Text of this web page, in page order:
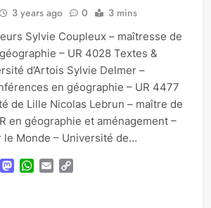
3 years ago 0 3 mins
Sylvie Coupleux – maîtresse de
– UR 4028 Textes &
d’Artois Sylvie Delmer –
en géographie – UR 4477
de Lille Nicolas Lebrun – maître de
en géographie et aménagement –
le Monde – Université de…
Messenger
Mastodon
WhatsApp
Email